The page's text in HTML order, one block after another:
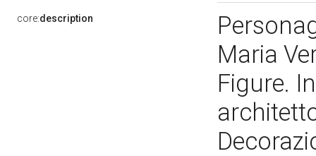
core:description
Maria
Figure.